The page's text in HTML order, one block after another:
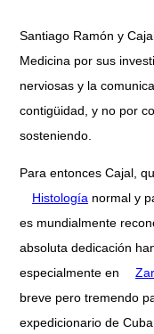
Santiago Ramón y
Medicina por sus
nerviosas y la
contigüidad, y no por
sosteniendo.
Para entonces Cajal,
Histología normal y
es mundialmente
absoluta dedicación
especialmente en
breve pero tremendo
expedicionario de Cuba.